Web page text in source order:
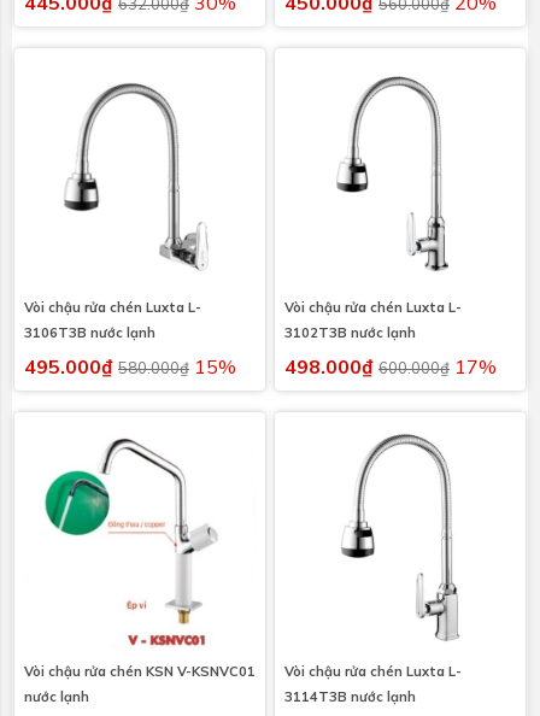
Vòi chậu rửa chén Luxta L-
3106T3B nước lạnh
495.000₫ 580.000₫ 15%
Vòi chậu rửa chén Luxta L-
3102T3B nước lạnh
498.000₫ 600.000₫ 17%
Vòi chậu rửa chén KSN V-KSNVC01
nước lạnh
Vòi chậu rửa chén Luxta L-
3114T3B nước lạnh